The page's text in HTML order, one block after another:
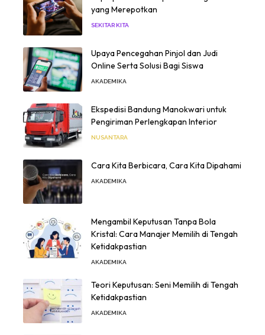
yang Merepotkan
SEKITAR KITA
Upaya Pencegahan Pinjol dan Judi
Online Serta Solusi Bagi Siswa
AKADEMIKA
Ekspedisi Bandung Manokwari untuk
Pengiriman Perlengkapan Interior
NUSANTARA
Cara Kita Berbicara, Cara Kita Dipahami
AKADEMIKA
Mengambil Keputusan Tanpa Bola
Kristal: Cara Manajer Memilih di Tengah
Ketidakpastian
AKADEMIKA
Teori Keputusan: Seni Memilih di Tengah
Ketidakpastian
AKADEMIKA